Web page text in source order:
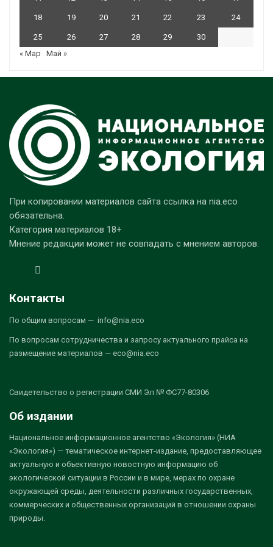
18 19 20 21 22 23 24
25 26 27 28 29
30
« Мар
Май »
При копировании материалов сайта ссылка на nia.eco
обязательна.
Категория материалов 18+
Мнение редакции может не совпадать с мнением авторов.
Контакты
По общим вопросам — info@nia.eco
По вопросам сотрудничества и запросу актуального прайса на
размещение материалов — eco@nia.eco
Свидетельство о регистрации СМИ Эл № ФС77-80306
Об издании
Национальное информационное агентство «Экология» (НИА
«Экология») — тематическое интернет-издание, предоставляющее
актуальную и объективную новостную информацию об
экологической ситуации в России и в мире, мерах по охране
окружающей среды, деятельности различных государственных,
коммерческих и общественных организаций в отношении охраны
природы.